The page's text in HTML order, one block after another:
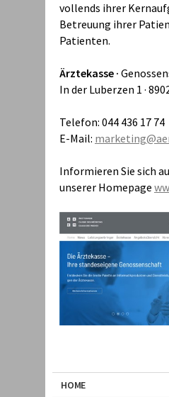
vollends ihrer
Betreuung ihrer
Patienten.
Ärztekasse ·
In der Luberzen 1 ·
Telefon: 044 436 17 74
E-Mail:
Informieren Sie sich
unserer Homepage
HOME